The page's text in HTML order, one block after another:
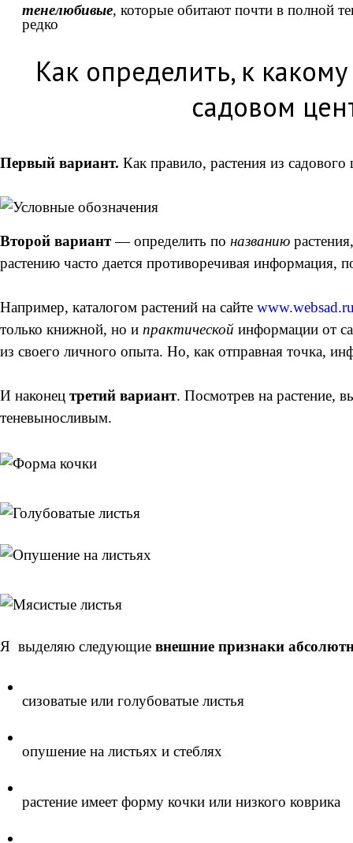
тенелюбивые, которые обитают почти в полной
редко
Как определить, к
садовом
Первый вариант. Как правило, растения из
Второй вариант— определить по названию
растению часто дается противоречивая информация,
Например, каталогом растений на сайте
только книжной, но и практической информации от
из своего личного опыта. Но, как отправная точка,
И наконец третий вариант. Посмотрев на растение,
теневыносливым.
Я выделяю следующие внешние признаки
сизоватые или голубоватые листья
опушение на листьях и стеблях
растение имеет форму кочки или низкого коврика